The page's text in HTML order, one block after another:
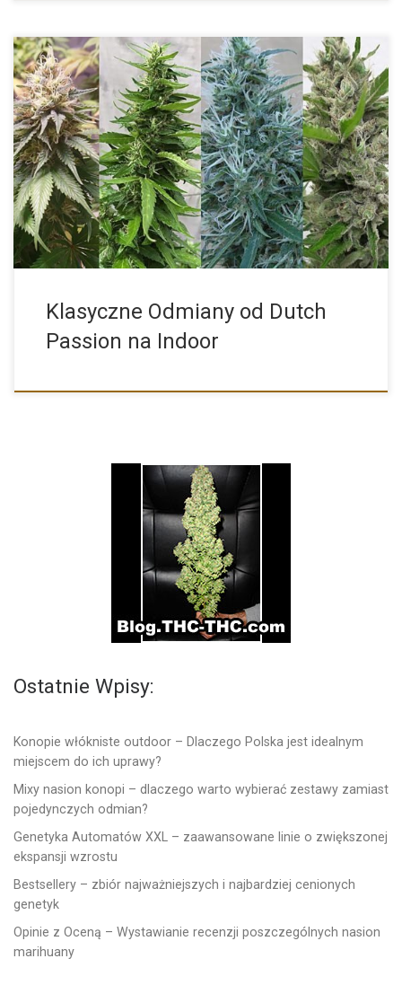
Obecnie na rynku konopnym mamy niezliczoną ilość nasion
marihuany różnych […]
Klasyczne Odmiany od Dutch
Passion na Indoor
Ostatnie Wpisy:
Konopie włókniste outdoor – Dlaczego Polska jest idealnym
miejscem do ich uprawy?
Mixy nasion konopi – dlaczego warto wybierać zestawy zamiast
pojedynczych odmian?
Genetyka Automatów XXL – zaawansowane linie o zwiększonej
ekspansji wzrostu
Bestsellery – zbiór najważniejszych i najbardziej cenionych
genetyk
Opinie z Oceną – Wystawianie recenzji poszczególnych nasion
marihuany